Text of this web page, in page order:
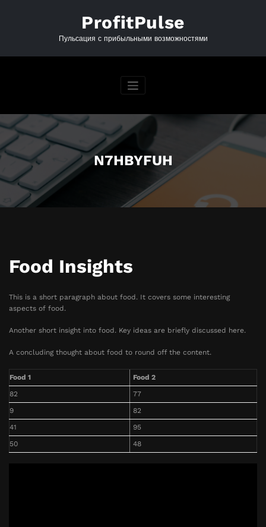
ProfitPulse
Пульсация с прибыльными возможностями
N7HBYFUH
Food Insights
This is a short paragraph about food. It covers some interesting
aspects of food.
Another short insight into food. Key ideas are briefly discussed here.
A concluding thought about food to round off the content.
Food 1
Food 2
82
77
9
82
41
95
50
48